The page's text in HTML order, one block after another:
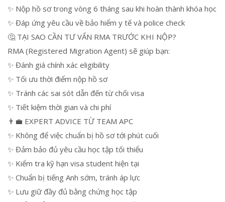
✨ Nộp hồ sơ trong vòng 6 tháng sau khi hoàn thành khóa học
✨ Đáp ứng yêu cầu về bảo hiểm y tế và police check
🤔 TẠI SAO CẦN TƯ VẤN RMA TRƯỚC KHI NỘP?
RMA (Registered Migration Agent) sẽ giúp bạn:
✨ Đánh giá chính xác eligibility
✨ Tối ưu thời điểm nộp hồ sơ
✨ Tránh các sai sót dẫn đến từ chối visa
✨ Tiết kiệm thời gian và chi phí
👨‍💼 EXPERT ADVICE TỪ TEAM APC
✨ Không để việc chuẩn bị hồ sơ tới phút cuối
✨ Đảm bảo đủ yêu cầu học tập tối thiểu
✨ Kiểm tra kỹ hạn visa student hiện tại
✨ Chuẩn bị tiếng Anh sớm, tránh áp lực
✨ Lưu giữ đầy đủ bằng chứng học tập